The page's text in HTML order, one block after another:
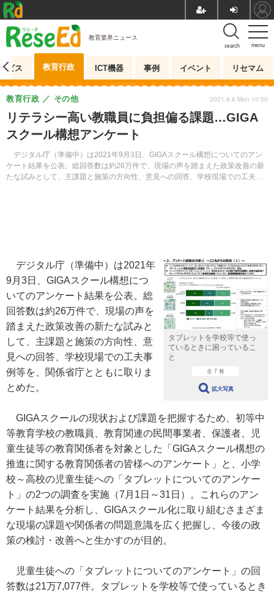
menu
search
教育業界ニュース
ビス 教育行政 ICT機器 事例 イベント リセマム
リテラシー高い教職員に負担偏る課題…GIGA
スクール構想アンケート
デジタル庁（準備中）は2021年9月3日、GIGAスクール構想についてのアン
ケート結果を公表。総回答数は約26万件で、現場の声を踏まえた政策改善の新
たな試みとして、主課題と施策の方向性、意見への回答、学校現場での工夫事
教育行政 その他 2021.9.6 Mon 10:50
タブレットを学校等で使っ
ているときに困っているこ
と
全 7 枚
拡大写真
デジタル庁（準備中）は2021年
9月3日、GIGAスクール構想につ
いてのアンケート結果を公表。総
回答数は約26万件で、現場の声を
踏まえた政策改善の新たな試みと
して、主課題と施策の方向性、意
見への回答、学校現場での工夫事
例等を、関係省庁とともに取りま
とめた。
GIGAスクールの現状および課題を把握するため、初等中
等教育学校の教職員、教育関連の民間事業者、保護者、児
童生徒等の教育関係者を対象とした「GIGAスクール構想の
推進に関する教育関係者の皆様へのアンケート」と、小学
校～高校の児童生徒への「タブレットについてのアンケー
ト」の2つの調査を実施（7月1日～31日）。これらのアン
ケート結果を分析し、GIGAスクール化に取り組むさまざま
な現場の課題や関係者の問題意識を広く把握し、今後の政
策の検討・改善へと生かすのが目的。
児童生徒への「タブレットについてのアンケート」の回
答数は21万7,077件。タブレットを学校等で使っているとき